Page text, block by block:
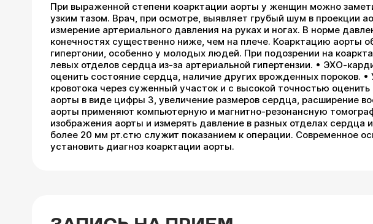
При выраженной степени коарктации аорты у женщин можно
узким тазом. Врач, при осмотре, выявляет грубый шум в проекции
измерение артериального давления на руках и ногах. В норме
конечностях существенно ниже, чем на плече. Коарктацию аорты
гипертонии, особенно у молодых людей. При подозрении на
левых отделов сердца из-за артериальной гипертензии. • ЭХО-
оценить состояние сердца, наличие других врожденных пороков.
кровотока через суженный участок и с высокой точностью
аорты в виде цифры 3, увеличение размеров сердца, расширение
аорты применяют компьютерную и магнитно-резонансную
изображения аорты и измерять давление в разных отделах сердца
более 20 мм рт.стю служит показанием к операции. Современное
установить диагноз коарктации аорты.